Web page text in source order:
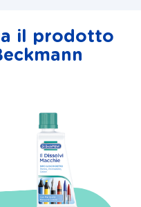
il prodotto